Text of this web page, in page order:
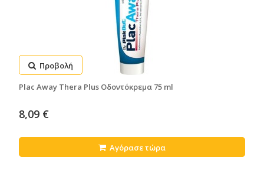
Προβολή
Plac Away Thera Plus Οδοντόκρεμα 75 ml
8,09 €
Αγόρασε τώρα